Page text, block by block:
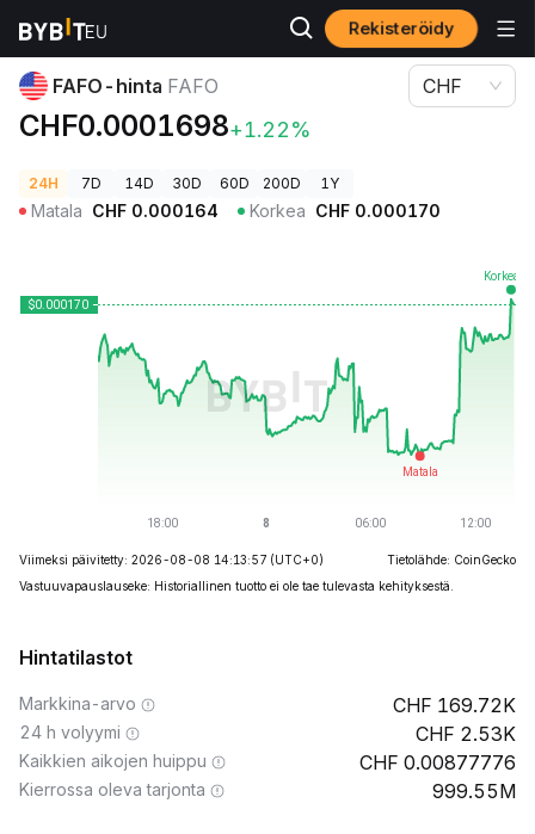
Rekisteröidy
Kryptohinnat
FAFO-hinta FAFO
CHF0.0001698+1.22%
CHF
24H 7D 14D 30D 60D 200D 1Y
Matala CHF 0.000164 Korkea CHF 0.000170
Viimeksi päivitetty: 2026-08-08 14:13:57 (UTC+0)
Tietolähde: CoinGecko
Vastuuvapauslauseke: Historiallinen tuotto ei ole tae tulevasta kehityksestä.
Hintatilastot
Markkina-arvo 169.72K
24 h volyymi 2.53K
Kaikkien aikojen huippu 0.00877776
Kierrossa oleva tarjonta 999.55M